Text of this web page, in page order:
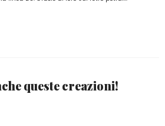
queste creazioni!